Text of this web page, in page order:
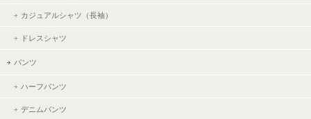
カジュアルシャツ（長袖）
ドレスシャツ
パンツ
ハーフパンツ
デニムパンツ